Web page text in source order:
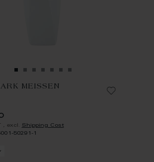
MEISSEN
excl. Shipping Cost
50291-1